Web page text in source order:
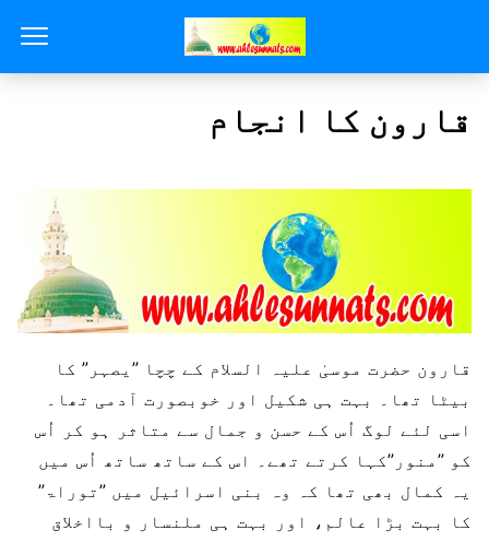
قارون کا انجام
قارون حضرت موسیٰ علیہ السلام کے چچا ”یصہر” کا
بیٹا تھا۔ بہت ہی شکیل اور خوبصورت آدمی تھا۔
اسی لئے لوگ اُس کے حسن و جمال سے متاثر ہو کر اُس
کو ”منور”کہا کرتے تھے۔ اس کے ساتھ ساتھ اُس میں
یہ کمال بھی تھا کہ وہ بنی اسرائیل میں ”توراۃ”
کا بہت بڑا عالم، اور بہت ہی ملنسار و بااخلاق